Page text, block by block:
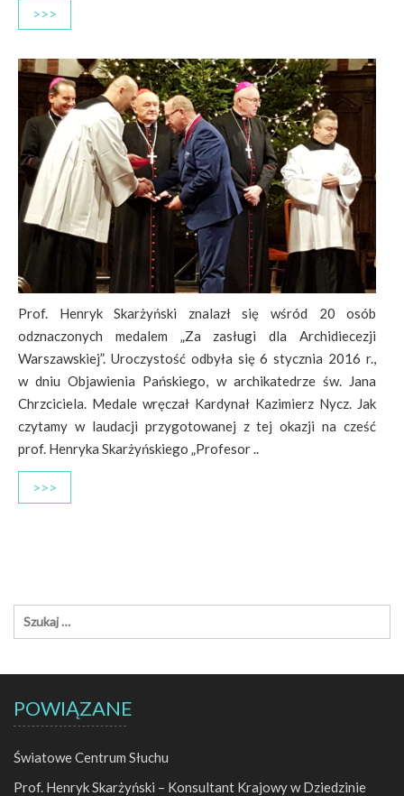
>>>
Prof. Henryk Skarżyński znalazł się wśród 20 osób
odznaczonych medalem „Za zasługi dla Archidiecezji
Warszawskiej”. Uroczystość odbyła się 6 stycznia 2016 r.,
w dniu Objawienia Pańskiego, w archikatedrze św. Jana
Chrzciciela. Medale wręczał Kardynał Kazimierz Nycz. Jak
czytamy w laudacji przygotowanej z tej okazji na cześć
prof. Henryka Skarżyńskiego „Profesor ..
>>>
POWIĄZANE
Światowe Centrum Słuchu
Prof. Henryk Skarżyński – Konsultant Krajowy w Dziedzinie